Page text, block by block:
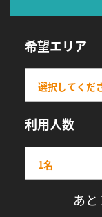
希望エリア
利用人数
あと